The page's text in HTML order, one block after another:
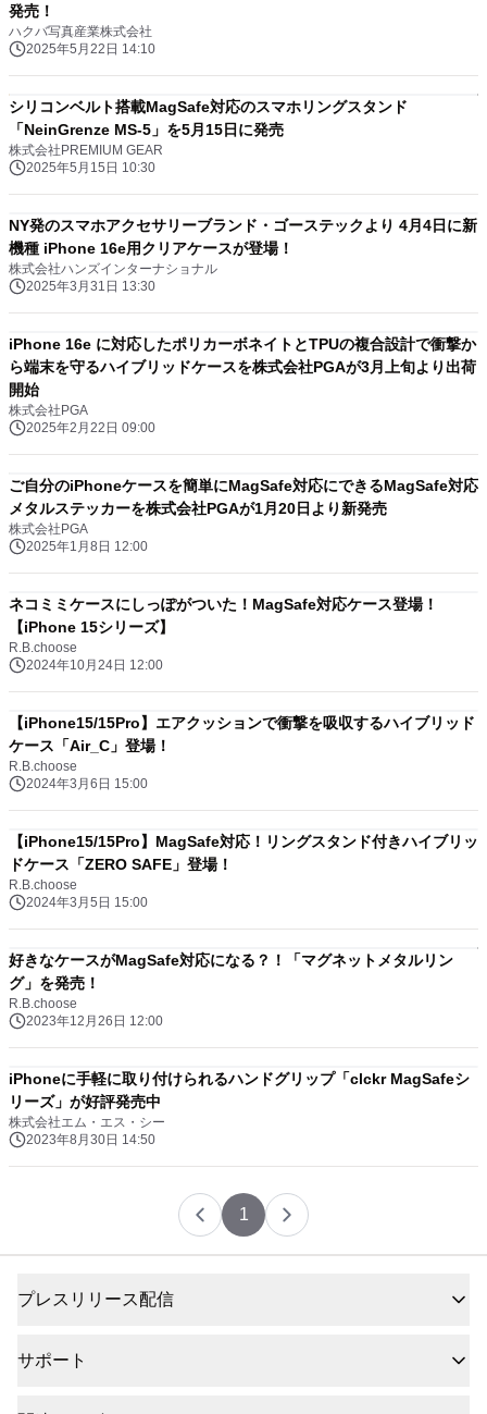
発売！
ハクバ写真産業株式会社
2025年5月22日 14:10
シリコンベルト搭載MagSafe対応のスマホリングスタンド
「NeinGrenze MS-5」を5月15日に発売
株式会社PREMIUM GEAR
2025年5月15日 10:30
NY発のスマホアクセサリーブランド・ゴーステックより 4月4日に新
機種 iPhone 16e用クリアケースが登場！
株式会社ハンズインターナショナル
2025年3月31日 13:30
iPhone 16e に対応したポリカーボネイトとTPUの複合設計で衝撃か
ら端末を守るハイブリッドケースを株式会社PGAが3月上旬より出荷
開始
株式会社PGA
2025年2月22日 09:00
ご自分のiPhoneケースを簡単にMagSafe対応にできるMagSafe対応
メタルステッカーを株式会社PGAが1月20日より新発売
株式会社PGA
2025年1月8日 12:00
ネコミミケースにしっぽがついた！MagSafe対応ケース登場！
【iPhone 15シリーズ】
R.B.choose
2024年10月24日 12:00
【iPhone15/15Pro】エアクッションで衝撃を吸収するハイブリッド
ケース「Air_C」登場！
R.B.choose
2024年3月6日 15:00
【iPhone15/15Pro】MagSafe対応！リングスタンド付きハイブリッ
ドケース「ZERO SAFE」登場！
R.B.choose
2024年3月5日 15:00
好きなケースがMagSafe対応になる？！「マグネットメタルリン
グ」を発売！
R.B.choose
2023年12月26日 12:00
iPhoneに手軽に取り付けられるハンドグリップ「clckr MagSafeシ
リーズ」が好評発売中
株式会社エム・エス・シー
2023年8月30日 14:50
1
プレスリリース配信
サポート